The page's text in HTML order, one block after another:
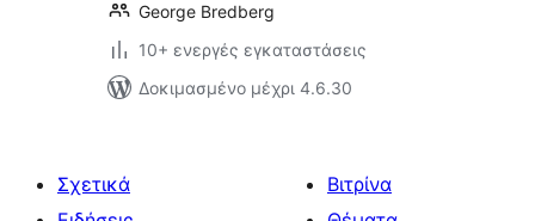
George Bredberg
10+ ενεργές εγκαταστάσεις
Δοκιμασμένο μέχρι 4.6.30
Σχετικά
Βιτρίνα